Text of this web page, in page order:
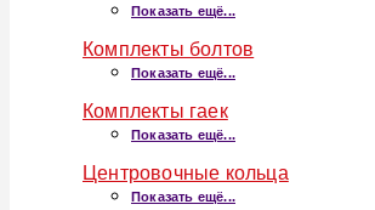
Показать ещё...
Комплекты болтов
Показать ещё...
Комплекты гаек
Показать ещё...
Центровочные кольца
Показать ещё...